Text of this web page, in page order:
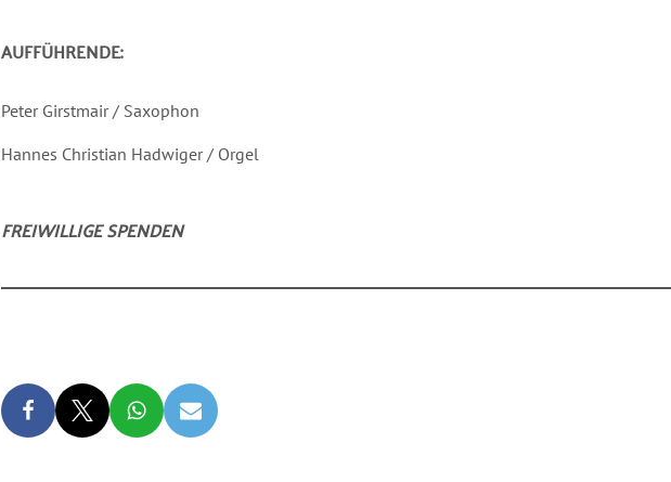
AUFFÜHRENDE:
Peter Girstmair / Saxophon
Hannes Christian Hadwiger / Orgel
FREIWILLIGE SPENDEN